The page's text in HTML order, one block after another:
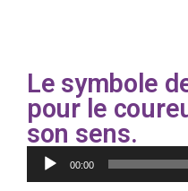
Le symbole
pour le
son sens.
Lecteur
audio00:00